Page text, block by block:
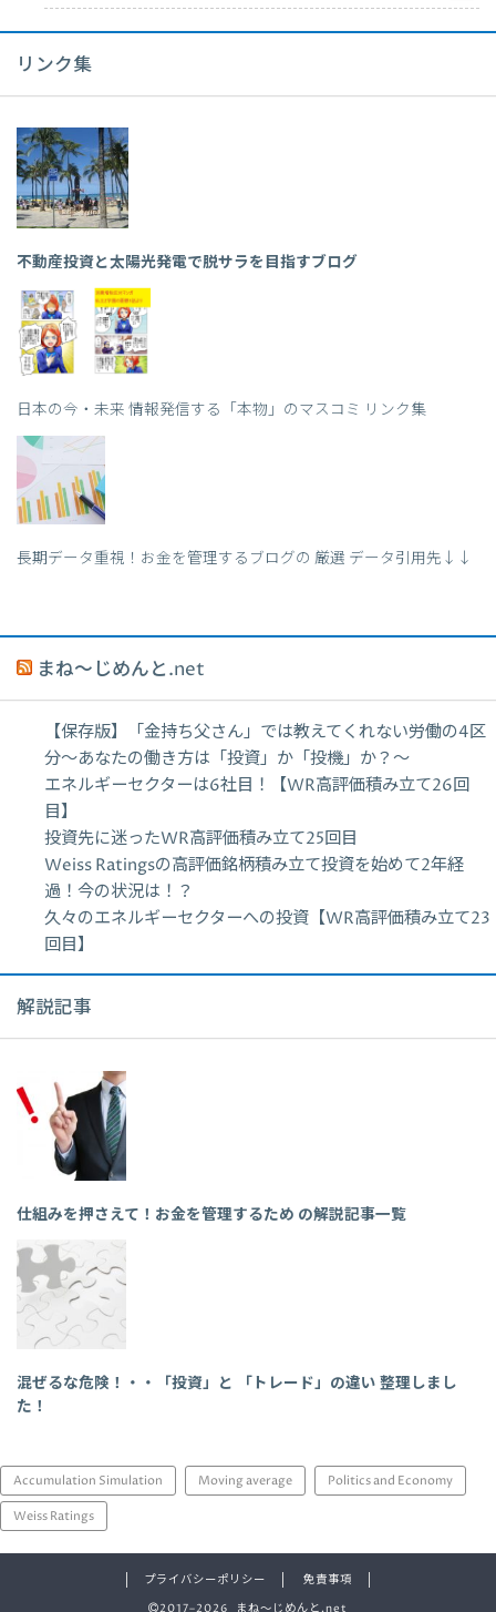
リンク集
不動産投資と太陽光発電で脱サラを目指すブログ
日本の今・未来 情報発信する「本物」のマスコミ リンク集
長期データ重視！お金を管理するブログの 厳選 データ引用先↓↓
まね～じめんと.net
【保存版】「金持ち父さん」では教えてくれない労働の4区
分〜あなたの働き方は「投資」か「投機」か？〜
エネルギーセクターは6社目！【WR高評価積み立て26回
目】
投資先に迷ったWR高評価積み立て25回目
Weiss Ratingsの高評価銘柄積み立て投資を始めて2年経
過！今の状況は！？
久々のエネルギーセクターへの投資【WR高評価積み立て23
回目】
解説記事
仕組みを押さえて！お金を管理するため の解説記事一覧
混ぜるな危険！・・「投資」と 「トレード」の違い 整理しまし
た！
Accumulation Simulation Moving average Politics and Economy
Weiss Ratings
プライバシーポリシー
免責事項
2017–2026 まね～じめんと.net